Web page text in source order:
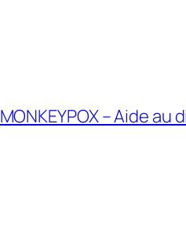
MONKEYPOX – Aide